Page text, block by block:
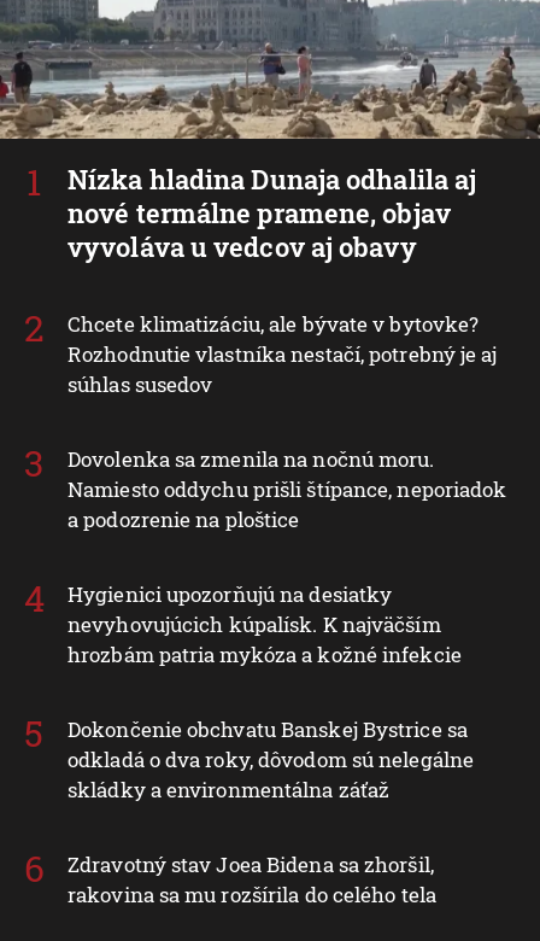
Nízka hladina Dunaja odhalila aj
nové termálne pramene, objav
vyvoláva u vedcov aj obavy
Chcete klimatizáciu, ale bývate v bytovke?
Rozhodnutie vlastníka nestačí, potrebný je aj
súhlas susedov
Dovolenka sa zmenila na nočnú moru.
Namiesto oddychu prišli štípance, neporiadok
a podozrenie na ploštice
Hygienici upozorňujú na desiatky
nevyhovujúcich kúpalísk. K najväčším
hrozbám patria mykóza a kožné infekcie
Dokončenie obchvatu Banskej Bystrice sa
odkladá o dva roky, dôvodom sú nelegálne
skládky a environmentálna záťaž
Zdravotný stav Joea Bidena sa zhoršil,
rakovina sa mu rozšírila do celého tela